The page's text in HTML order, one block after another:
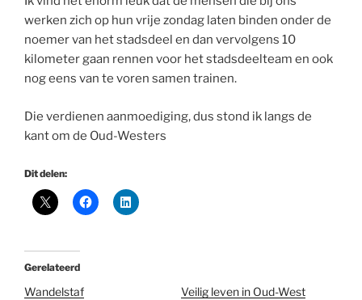
werken zich op hun vrije zondag laten binden onder de
noemer van het stadsdeel en dan vervolgens 10
kilometer gaan rennen voor het stadsdeelteam en ook
nog eens van te voren samen trainen.
Die verdienen aanmoediging, dus stond ik langs de
kant om de Oud-Westers
Dit delen:
Gerelateerd
Wandelstaf
Veilig leven in Oud-West